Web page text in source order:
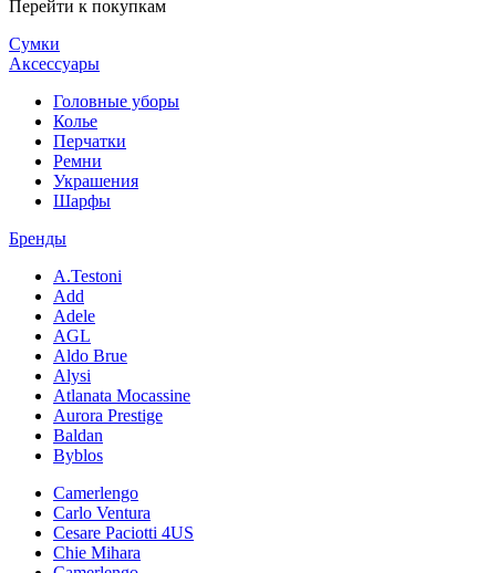
Перейти к покупкам
Сумки
Аксессуары
Головные уборы
Колье
Перчатки
Ремни
Украшения
Шарфы
Бренды
A.Testoni
Add
Adele
AGL
Aldo Brue
Alysi
Atlanata Mocassine
Aurora Prestige
Baldan
Byblos
Camerlengo
Carlo Ventura
Cesare Paciotti 4US
Chie Mihara